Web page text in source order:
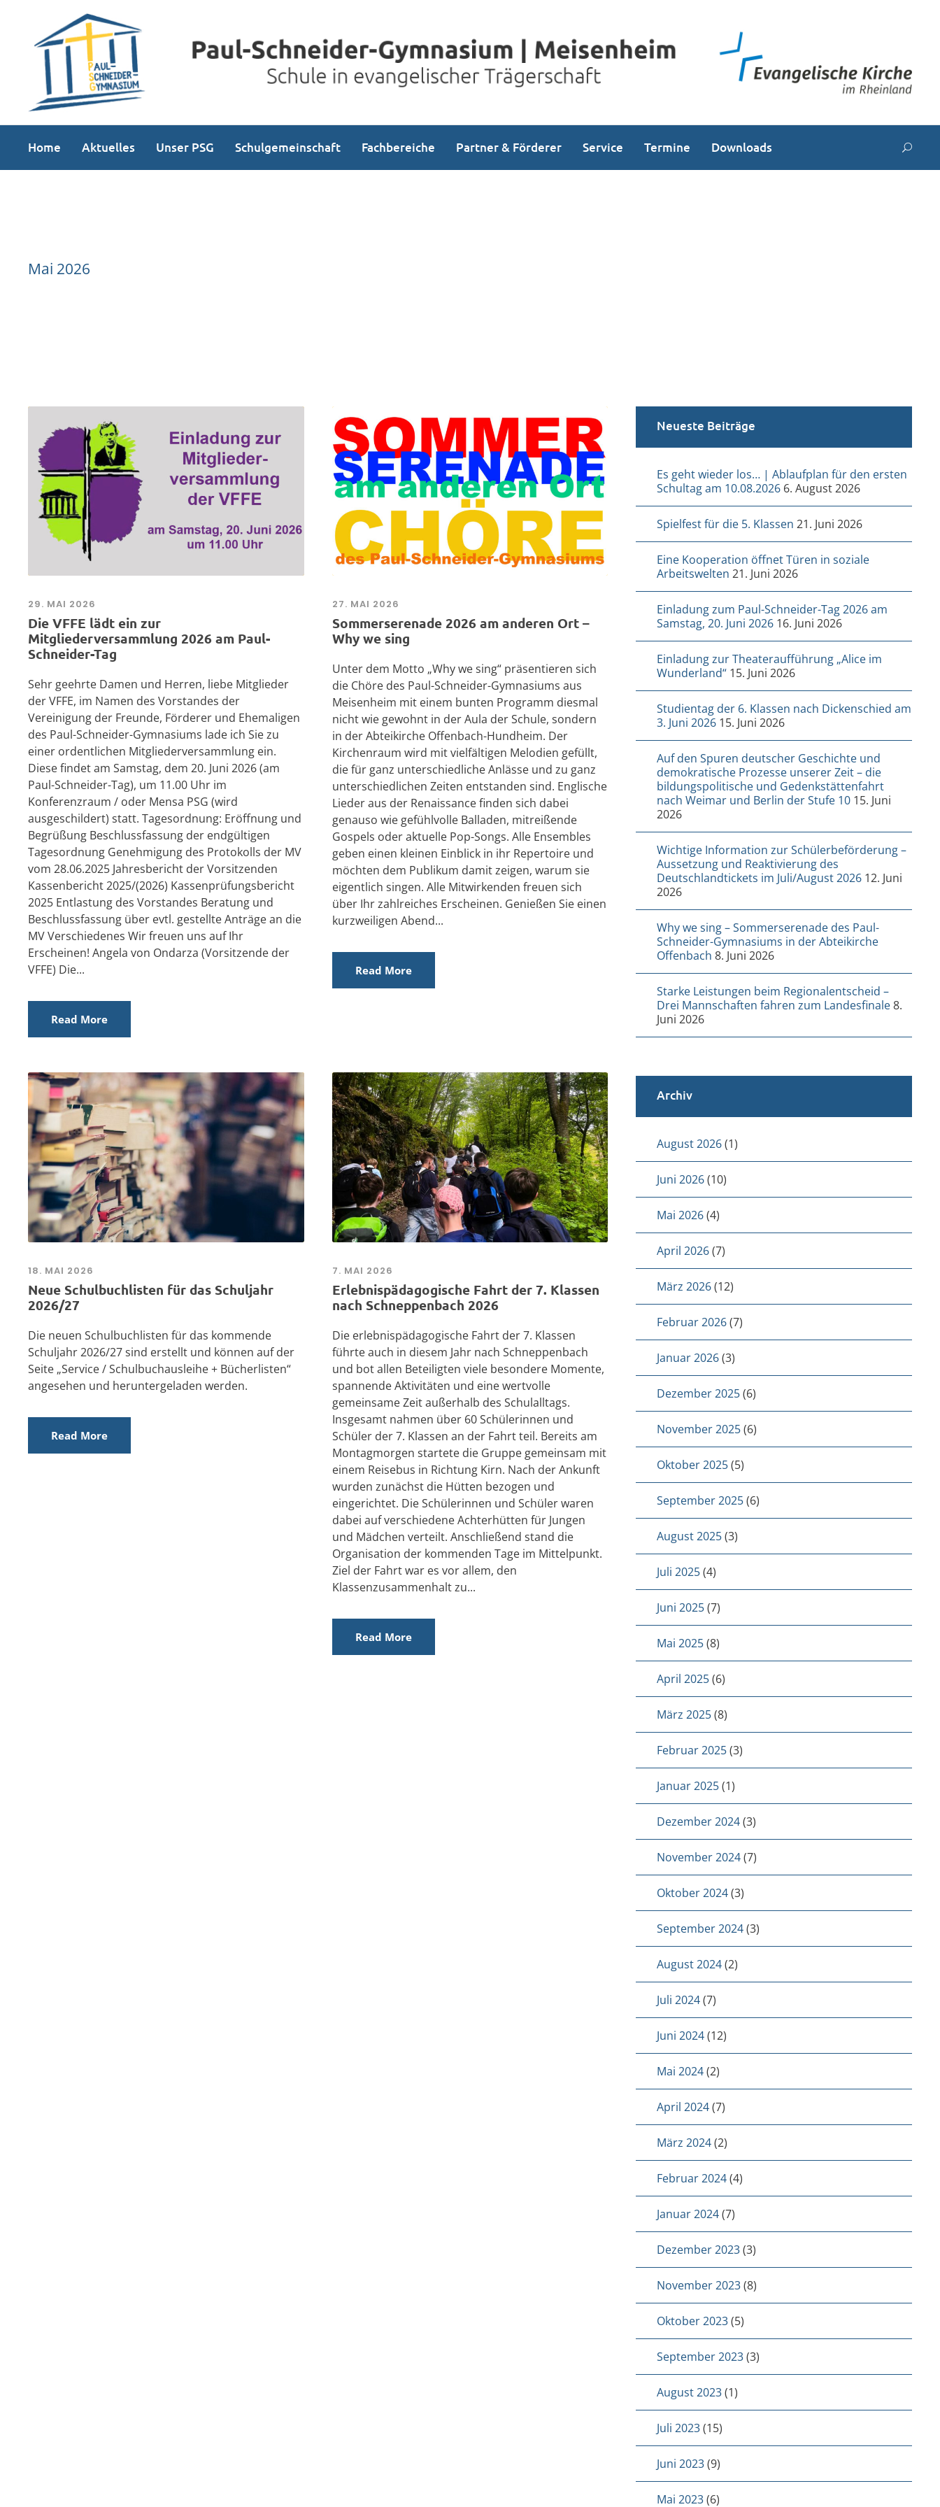
Home Aktuelles Unser PSG Schulgemeinschaft Fachbereiche Partner & Förderer Service Termine Downloads
Mai 2026
29. MAI 2026
Die VFFE lädt ein zur
Mitgliederversammlung 2026 am Paul-
Schneider-Tag
Sehr geehrte Damen und Herren, liebe Mitglieder
der VFFE, im Namen des Vorstandes der
Vereinigung der Freunde, Förderer und Ehemaligen
des Paul-Schneider-Gymnasiums lade ich Sie zu
einer ordentlichen Mitgliederversammlung ein.
Diese findet am Samstag, dem 20. Juni 2026 (am
Paul-Schneider-Tag), um 11.00 Uhr im
Konferenzraum / oder Mensa PSG (wird
ausgeschildert) statt. Tagesordnung: Eröffnung und
Begrüßung Beschlussfassung der endgültigen
Tagesordnung Genehmigung des Protokolls der MV
vom 28.06.2025 Jahresbericht der Vorsitzenden
Kassenbericht 2025/(2026) Kassenprüfungsbericht
2025 Entlastung des Vorstandes Beratung und
Beschlussfassung über evtl. gestellte Anträge an die
MV Verschiedenes Wir freuen uns auf Ihr
Erscheinen! Angela von Ondarza (Vorsitzende der
VFFE) Die...
Read More
27. MAI 2026
Sommerserenade 2026 am anderen Ort –
Why we sing
Unter dem Motto „Why we sing“ präsentieren sich
die Chöre des Paul-Schneider-Gymnasiums aus
Meisenheim mit einem bunten Programm diesmal
nicht wie gewohnt in der Aula der Schule, sondern
in der Abteikirche Offenbach-Hundheim. Der
Kirchenraum wird mit vielfältigen Melodien gefüllt,
die für ganz unterschiedliche Anlässe und zu ganz
unterschiedlichen Zeiten entstanden sind. Englische
Lieder aus der Renaissance finden sich dabei
genauso wie gefühlvolle Balladen, mitreißende
Gospels oder aktuelle Pop-Songs. Alle Ensembles
geben einen kleinen Einblick in ihr Repertoire und
möchten dem Publikum damit zeigen, warum sie
eigentlich singen. Alle Mitwirkenden freuen sich
über Ihr zahlreiches Erscheinen. Genießen Sie einen
kurzweiligen Abend...
Read More
18. MAI 2026
Neue Schulbuchlisten für das Schuljahr
2026/27
Die neuen Schulbuchlisten für das kommende
Schuljahr 2026/27 sind erstellt und können auf der
Seite „Service / Schulbuchausleihe + Bücherlisten“
angesehen und heruntergeladen werden.
Read More
7. MAI 2026
Erlebnispädagogische Fahrt der 7. Klassen
nach Schneppenbach 2026
Die erlebnispädagogische Fahrt der 7. Klassen
führte auch in diesem Jahr nach Schneppenbach
und bot allen Beteiligten viele besondere Momente,
spannende Aktivitäten und eine wertvolle
gemeinsame Zeit außerhalb des Schulalltags.
Insgesamt nahmen über 60 Schülerinnen und
Schüler der 7. Klassen an der Fahrt teil. Bereits am
Montagmorgen startete die Gruppe gemeinsam mit
einem Reisebus in Richtung Kirn. Nach der Ankunft
wurden zunächst die Hütten bezogen und
eingerichtet. Die Schülerinnen und Schüler waren
dabei auf verschiedene Achterhütten für Jungen
und Mädchen verteilt. Anschließend stand die
Organisation der kommenden Tage im Mittelpunkt.
Ziel der Fahrt war es vor allem, den
Klassenzusammenhalt zu...
Read More
Neueste Beiträge
Es geht wieder los… | Ablaufplan für den ersten
Schultag am 10.08.2026 6. August 2026
Spielfest für die 5. Klassen 21. Juni 2026
Eine Kooperation öffnet Türen in soziale
Arbeitswelten 21. Juni 2026
Einladung zum Paul-Schneider-Tag 2026 am
Samstag, 20. Juni 2026 16. Juni 2026
Einladung zur Theateraufführung „Alice im
Wunderland“ 15. Juni 2026
Studientag der 6. Klassen nach Dickenschied am
3. Juni 2026 15. Juni 2026
Auf den Spuren deutscher Geschichte und
demokratische Prozesse unserer Zeit – die
bildungspolitische und Gedenkstättenfahrt
nach Weimar und Berlin der Stufe 10 15. Juni
2026
Wichtige Information zur Schülerbeförderung –
Aussetzung und Reaktivierung des
Deutschlandtickets im Juli/August 2026 12. Juni
2026
Why we sing – Sommerserenade des Paul-
Schneider-Gymnasiums in der Abteikirche
Offenbach 8. Juni 2026
Starke Leistungen beim Regionalentscheid –
Drei Mannschaften fahren zum Landesfinale8.
Juni 2026
Archiv
August 2026(1)
Juni 2026(10)
Mai 2026(4)
April 2026(7)
März 2026(12)
Februar 2026(7)
Januar 2026(3)
Dezember 2025(6)
November 2025(6)
Oktober 2025(5)
September 2025(6)
August 2025(3)
Juli 2025(4)
Juni 2025(7)
Mai 2025(8)
April 2025(6)
März 2025(8)
Februar 2025(3)
Januar 2025(1)
Dezember 2024(3)
November 2024(7)
Oktober 2024(3)
September 2024(3)
August 2024(2)
Juli 2024(7)
Juni 2024(12)
Mai 2024(2)
April 2024(7)
März 2024(2)
Februar 2024(4)
Januar 2024(7)
Dezember 2023(3)
November 2023(8)
Oktober 2023(5)
September 2023(3)
August 2023(1)
Juli 2023(15)
Juni 2023(9)
Mai 2023(6)